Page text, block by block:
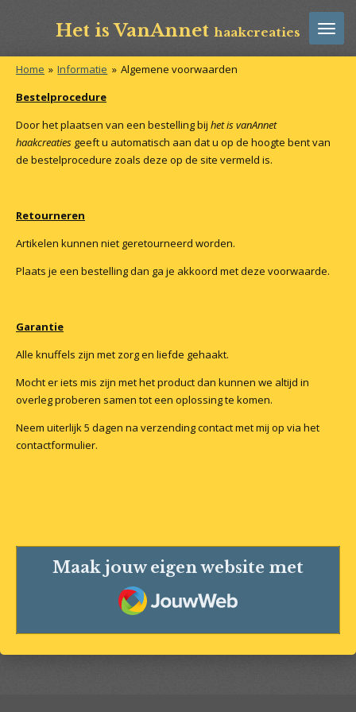
de
Het is VanAnnet haakcreaties
Home » Informatie » Algemene voorwaarden
Bestelprocedure
Door het plaatsen van een bestelling bij het is vanAnnet
haakcreaties geeft u automatisch aan dat u op de hoogte bent van
de bestelprocedure zoals deze op de site vermeld is.
Retourneren
Artikelen kunnen niet geretourneerd worden.
Plaats je een bestelling dan ga je akkoord met deze voorwaarde.
Garantie
Alle knuffels zijn met zorg en liefde gehaakt.
Mocht er iets mis zijn met het product dan kunnen we altijd in
overleg proberen samen tot een oplossing te komen.
Neem uiterlijk 5 dagen na verzending contact met mij op via het
contactformulier.
Maak jouw eigen website met
JouwWeb